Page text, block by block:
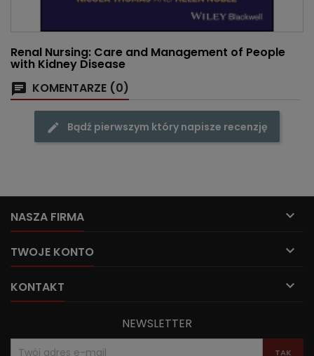
Renal Nursing: Care and Management of People
with Kidney Disease
KOMENTARZE (0)
Bądź pierwszym który napisze recenzję
NASZA FIRMA 
TWOJE KONTO 
KONTAKT 
NEWSLETTER